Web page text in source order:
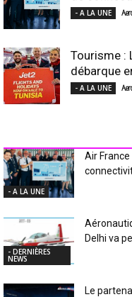
- A LA UNE
Tourisme :
débarque
- A LA UNE
- A LA UNE
Air
- DERNIÈRES
NEWS
Delhi va
Le